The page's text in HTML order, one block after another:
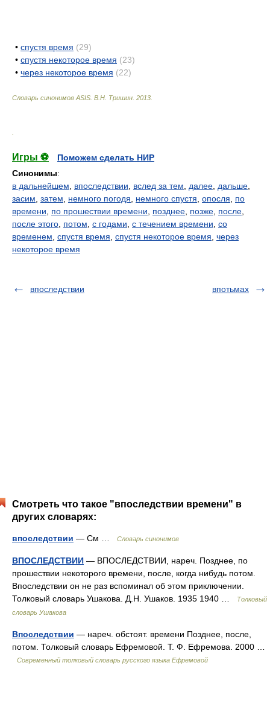
• спустя время (29)
• спустя некоторое время (23)
• через некоторое время (22)
Словарь синонимов ASIS. В.Н. Тришин 2013
Игры ⚽
Поможем сделать НИР
Синонимы:
в дальнейшем
впоследствии вслед за тем далее дальше
засим затем немного погодя немного спустя опосля
по
времени
по прошествии времени позднее позже после
после этого потом с годами с течением времени со
временем спустя время спустя некоторое время через
некоторое время
впоследствии впотьмах
Смотреть что такое "впоследствии времени" в
других словарях:
впоследствии — См … Словарь синонимов
ВПОСЛЕДСТВИИ — ВПОСЛЕДСТВИИ, нареч. Позднее, по
прошествии некоторого времени, после, когда нибудь потом.
Впоследствии он не раз вспоминал об этом приключении.
Толковый словарь Ушакова. Д.Н. Ушаков. 1935 1940 …
Толковый
словарь Ушакова
Впоследствии — нареч. обстоят. времени Позднее, после,
потом. Толковый словарь Ефремовой. Т. Ф. Ефремова. 2000 …
Современный толковый словарь русского языка Ефремовой